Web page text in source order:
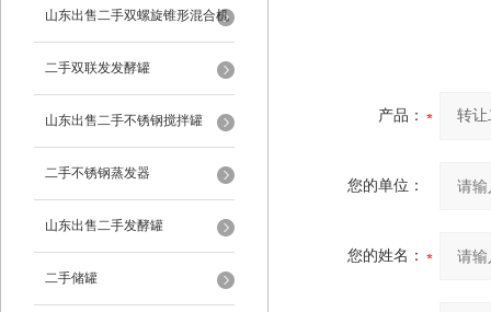
山东出售二手双螺旋锥形混合机
二手双联发发酵罐
山东出售二手不锈钢搅拌罐
二手不锈钢蒸发器
山东出售二手发酵罐
二手储罐
产品：
您的单位：
您的姓名：